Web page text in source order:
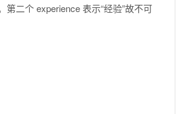
二个 experience 表示“经验”故不可